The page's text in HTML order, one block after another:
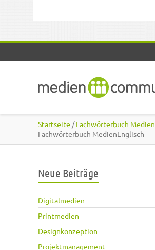
Startseite /Fachwörterbuch
Fachwörterbuch MedienEnglisch
Neue Beiträge
Digitalmedien
Printmedien
Designkonzeption
Projektmanagement